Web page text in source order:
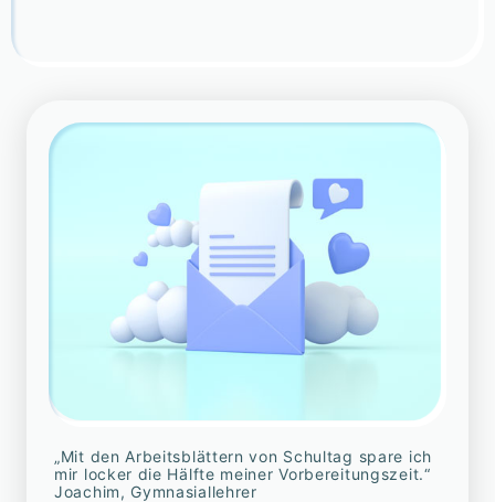
„Mit den Arbeitsblättern von Schultag spare ich
mir locker die Hälfte meiner Vorbereitungszeit.“
Joachim, Gymnasiallehrer